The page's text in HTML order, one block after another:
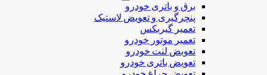
برق و باتری خودرو
پنچرگیری و تعویض لاستیک
تعمیر گیربکس
تعمیر موتور خودرو
تعوبض لنت خودرو
تعویض باتری خودرو